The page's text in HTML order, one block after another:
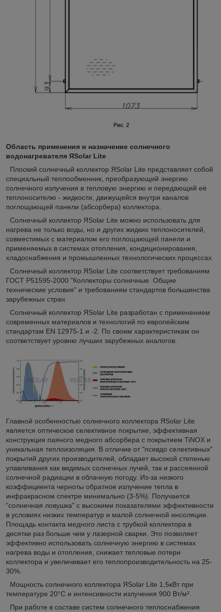
Область применения и назначение солнечного
водонагревателя ЯSolar Lite
Плоский солнечный коллектор ЯSolar Lite представляет собой
специальный теплообменник, преобразующий энергию
солнечного излучения в тепловую энергию и передающий её
теплоносителю - жидкости, движущейся внутри каналов
поглощающей панели (абсорбера) коллектора.
Солнечный коллектор ЯSolar Lite можно использовать для
нагрева не только воды, но и других жидких теплоносителей,
совместимых с материалом его поглощающей панели и
применяемых в системах отопления, кондиционирования,
хладоснабжения и промышленных технологических процессах.
Солнечный коллектор ЯSolar Lite соответствует требованиям
ГОСТ Р51595-2000 "Коллекторы солнечные. Общие
технические условия" и требованиям стандартов большинства
зарубежных стран.
Солнечный коллектор ЯSolar Lite разработан с применением
современных материалов и технологий по европейским
стандартам EN 12975-1 и -2. По своим характеристикам он
соответствует уровню лучших зарубежных аналогов.
Главной особенностью солнечного коллектора ЯSolar Lite
является оптическое селективное покрытие, эффективная
конструкция паяного медного абсорбера с покрытием TiNOX и
уникальная теплоизоляция. В отличие от "псевдо селективных"
покрытий других производителей, обладает высокой степенью
улавливания как видимых солнечных лучей, так и рассеянной
солнечной радиации в облачную погоду. Из-за низкого
коэффициента черноты обратное излучение тепла в
инфракрасном спектре минимально (3-5%). Получается
"солнечная ловушка" с высокими показателями эффективности
в условиях низких температур и малой солнечной инсоляции.
Площадь контакта медного листа с трубкой коллектора в
десятки раз больше чем у лазерной сварки. Это позволяет
эффективно использовать солнечную энергию в системах
нагрева воды и отопления, снижает тепловые потери
коллектора и увеличивает его теплопроизводительность на 25-
30%.
Мощность солнечного коллектора ЯSolar Lite 1,5кВт при
температуре 20°С и интенсивности излучения 900 Вт/м².
При работе в составе систем солнечного теплоснабжения